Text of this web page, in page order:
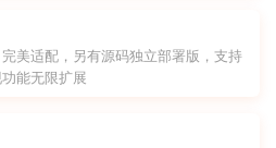
美适配，另有源码独立部署版，支持
能无限扩展